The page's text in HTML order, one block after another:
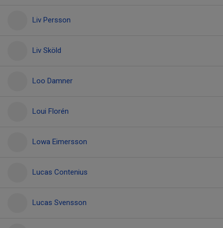
Liv Persson
Liv Sköld
Loo Damner
Loui Florén
Lowa Eimersson
Lucas Contenius
Lucas Svensson